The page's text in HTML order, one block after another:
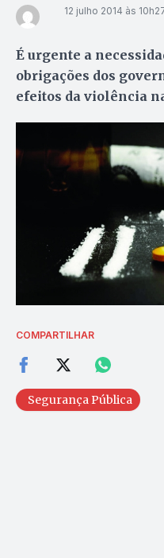
12 julho 2014 às
É urgente a
obrigações dos
efeitos da violência
COMPARTILHAR
Segurança Pública